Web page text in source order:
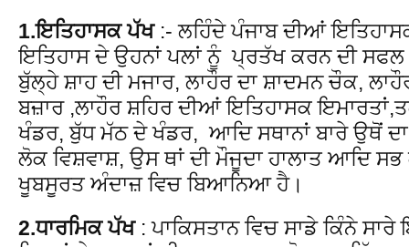
1.ਇਤਿਹਾਸਕ ਪੱਖ:- ਲਹਿੰਦੇ ਪੰਜਾਬ ਦੀਆਂ
ਇਤਿਹਾਸ ਦੇ ਉਹਨਾਂ ਪਲਾਂ ਨੂੰ ਪ੍ਰਤੱਖ ਕਰਨ ਦੀ ਸਫਲ
ਬੁੱਲ੍ਹੇ ਸ਼ਾਹ ਦੀ ਮਜਾਰ, ਲਾਹੌਰ ਦਾ ਸ਼ਾਦਮਨ ਚੌਕ,
ਬਜ਼ਾਰ ,ਲਾਹੌਰ ਸ਼ਹਿਰ ਦੀਆਂ ਇਤਿਹਾਸਕ
ਖੰਡਰ, ਬੁੱਧ ਮੱਠ ਦੇ ਖੰਡਰ, ਆਦਿ ਸਥਾਨਾਂ ਬਾਰੇ ਉਥੋਂ
ਲੋਕ ਵਿਸ਼ਵਾਸ਼, ਉਸ ਥਾਂ ਦੀ ਮੌਜੂਦਾ ਹਾਲਾਤ ਆਦਿ
ਖੂਬਸੂਰਤ ਅੰਦਾਜ਼ ਵਿਚ ਬਿਆਨਿਆ ਹੈ।
2.ਧਾਰਮਿਕ ਪੱਖ : ਪਾਕਿਸਤਾਨ ਵਿਚ ਸਾਡੇ ਕਿੰਨੇ